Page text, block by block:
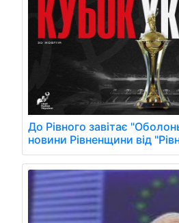
До Рівного завітає
новини Рівненщини від